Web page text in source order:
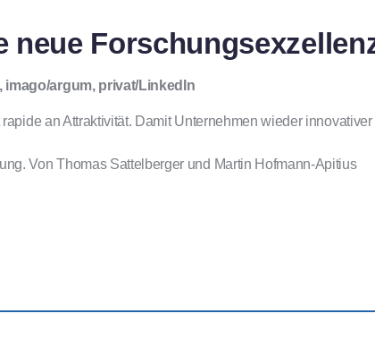
neue
imago/argum, privat/LinkedIn
an Attraktivität. Damit Unternehmen wieder innovativer
Von Thomas Sattelberger und Martin Hofmann-Apitius